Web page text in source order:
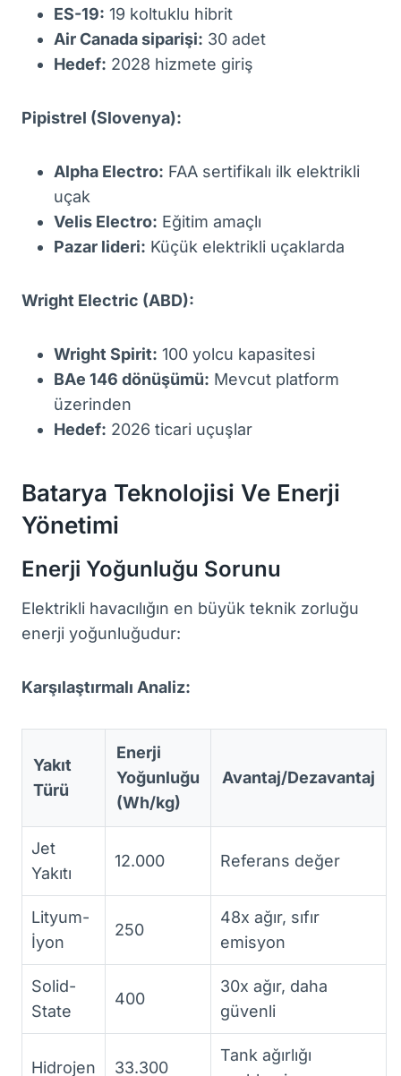
ES-19: 19 koltuklu hibrit
Air Canada siparişi: 30 adet
Hedef: 2028 hizmete giriş
Pipistrel (Slovenya):
Alpha Electro: FAA sertifikalı ilk elektrikli
uçak
Velis Electro: Eğitim amaçlı
Pazar lideri: Küçük elektrikli uçaklarda
Wright Electric (ABD):
Wright Spirit: 100 yolcu kapasitesi
BAe 146 dönüşümü: Mevcut platform
üzerinden
Hedef: 2026 ticari uçuşlar
Batarya Teknolojisi Ve Enerji
Yönetimi
Enerji Yoğunluğu Sorunu
Elektrikli havacılığın en büyük teknik zorluğu
enerji yoğunluğudur:
Karşılaştırmalı Analiz:
Yakıt
Türü
Enerji
Yoğunluğu
(Wh/kg)
Avantaj/Dezavantaj
Jet
Yakıtı
12.000 Referans değer
Lityum-
İyon
250
48x ağır, sıfır
emisyon
Solid-
State
400
30x ağır, daha
güvenli
Hidrojen 33.300
Tank ağırlığı